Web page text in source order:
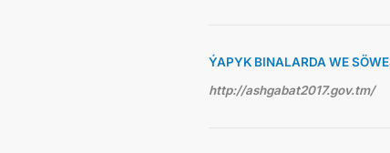
ÝAPYK BINALARDA WE
http://ashgabat2017.gov.tm/